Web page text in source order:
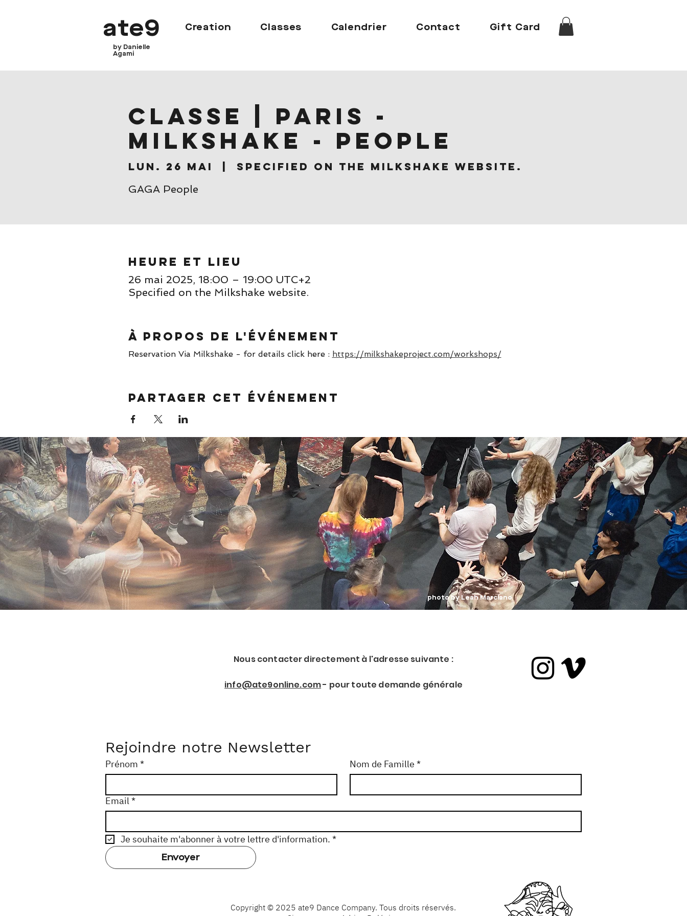
ate9
by Danielle
Agami
Creation Classes Calendrier Contact Gift Card
CLASSE | Paris -
Milkshake - People
lun. 26 mai Specified on the Milkshake website.
GAGA People
Heure et lieu
26 mai 2025, 18:00 – 19:00 UTC+2
Specified on the Milkshake website.
À propos de l'événement
Reservation Via Milkshake - for details click here : https://milkshakeproject.com/workshops/
Partager cet événement
photo by Leah Marciano
Nous contacter directement à l'adresse suivante :
info@ate9online.com- pour toute demande générale
Rejoindre notre Newsletter
Prénom * Nom de Famille *
Email*
Je souhaite m'abonner à votre lettre d'information. *
Envoyer
Copyright © 2025 ate9 Dance Company. Tous droits réservés.